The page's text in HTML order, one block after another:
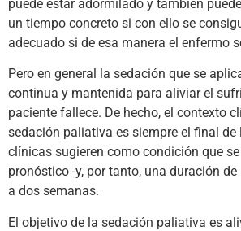
puede estar adormilado y también
un tiempo concreto si con ello se
adecuado si de esa manera el enfermo
Pero en general la sedación que se
continua y mantenida para aliviar el
paciente fallece. De hecho, el contexto
sedación paliativa es siempre el final
clínicas sugieren como condición que
pronóstico -y, por tanto, una duración
a dos semanas.
El objetivo de la sedación paliativa es